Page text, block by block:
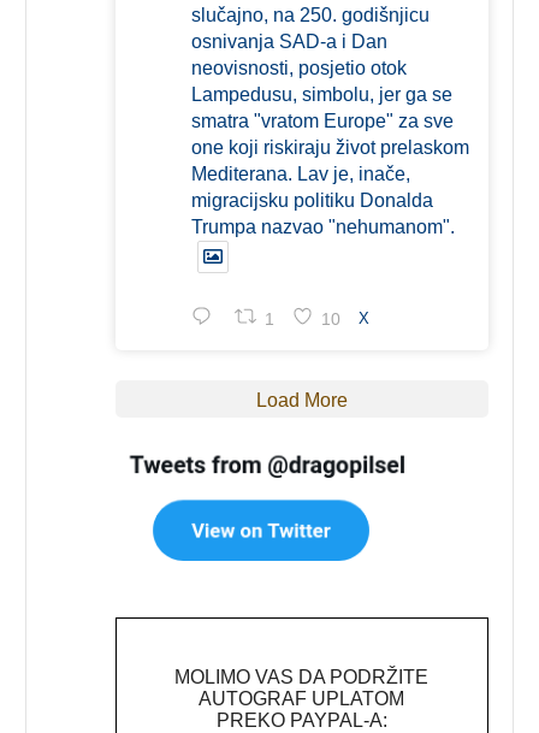
slučajno, na 250. godišnjicu
osnivanja SAD-a i Dan
neovisnosti, posjetio otok
Lampedusu, simbolu, jer ga se
smatra "vratom Europe" za sve
one koji riskiraju život prelaskom
Mediterana. Lav je, inače,
migracijsku politiku Donalda
Trumpa nazvao "nehumanom".
1 10 X
Load More
MOLIMO VAS DA PODRŽITE
AUTOGRAF UPLATOM
PREKO PAYPAL-A: